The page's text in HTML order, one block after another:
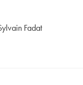
Fadat